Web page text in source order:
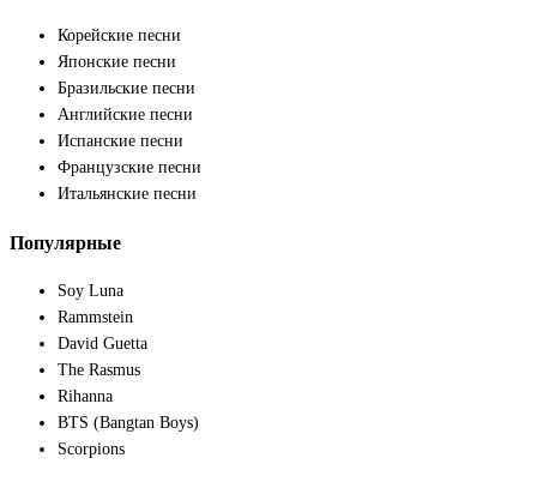
Корейские песни
Японские песни
Бразильские песни
Английские песни
Испанские песни
Французские песни
Итальянские песни
Популярные
Soy Luna
Rammstein
David Guetta
The Rasmus
Rihanna
BTS (Bangtan Boys)
Scorpions